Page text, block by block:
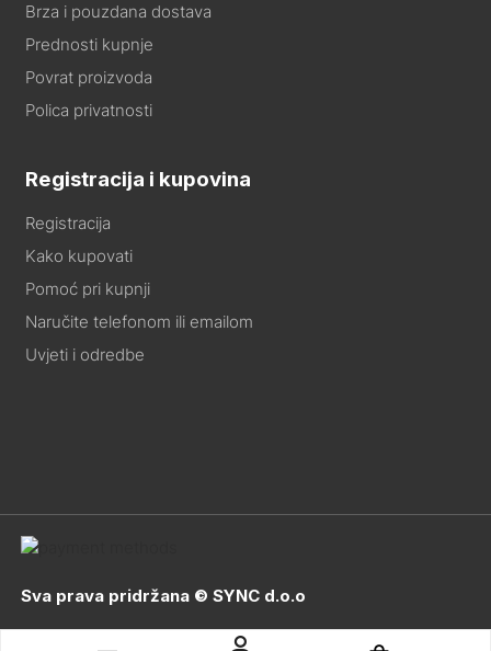
Brza i pouzdana dostava
Prednosti kupnje
Povrat proizvoda
Polica privatnosti
Registracija i kupovina
Registracija
Kako kupovati
Pomoć pri kupnji
Naručite telefonom ili emailom
Uvjeti i odredbe
Sva prava pridržana © SYNC d.o.o